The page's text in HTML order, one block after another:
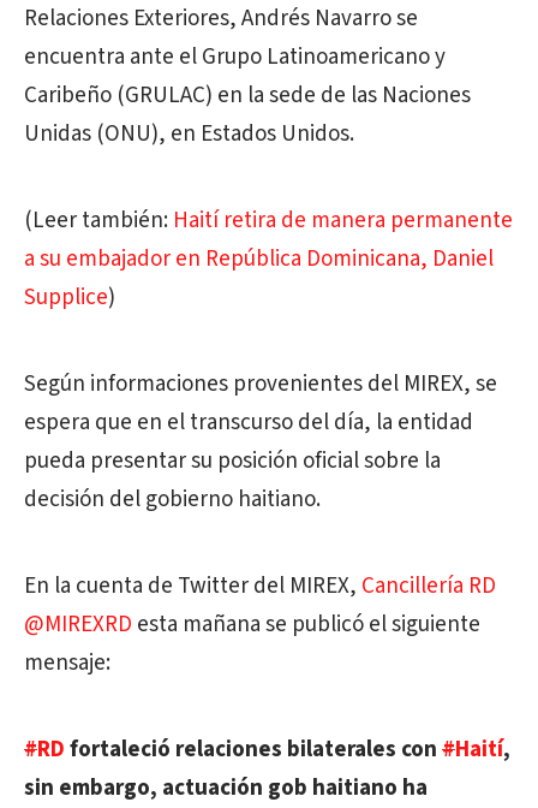
Relaciones Exteriores, Andrés Navarro se
encuentra ante el Grupo Latinoamericano y
Caribeño (GRULAC) en la sede de las Naciones
Unidas (ONU), en Estados Unidos.
(Leer también: Haití retira de manera permanente
a su embajador en República Dominicana, Daniel
Supplice)
Según informaciones provenientes del MIREX, se
espera que en el transcurso del día, la entidad
pueda presentar su posición oficial sobre la
decisión del gobierno haitiano.
En la cuenta de Twitter del MIREX, Cancillería RD
@MIREXRD esta mañana se publicó el siguiente
mensaje:
#RDfortaleció relaciones bilaterales con#Haití,
sin embargo, actuación gob haitiano ha